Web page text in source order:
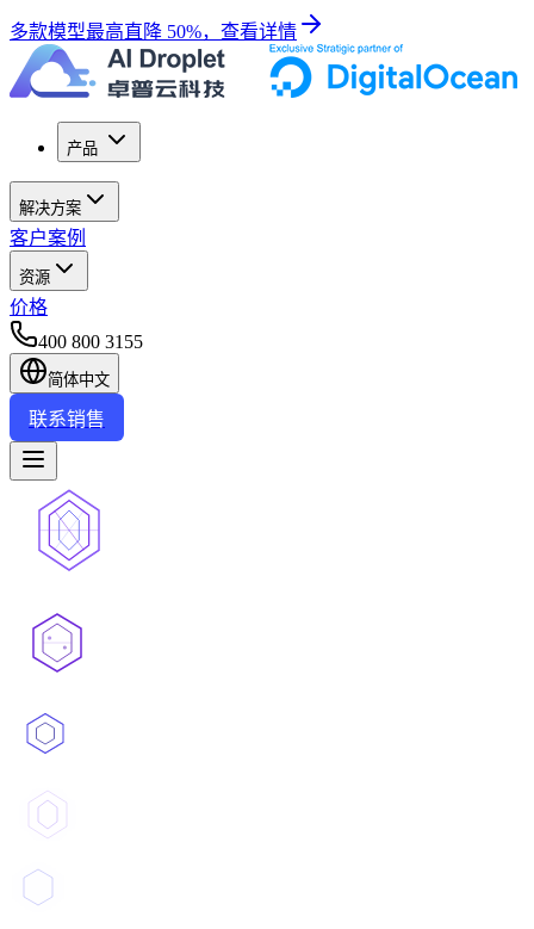
多款模型最高直降 50%，查看详情
产品
解决方案
客户案例
资源
价格
400 800 3155
简体中文
联系销售